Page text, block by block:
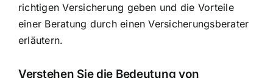
richtigen Versicherung geben und die Vorteile
einer Beratung durch einen Versicherungsberater
erläutern.
Verstehen Sie die Bedeutung von